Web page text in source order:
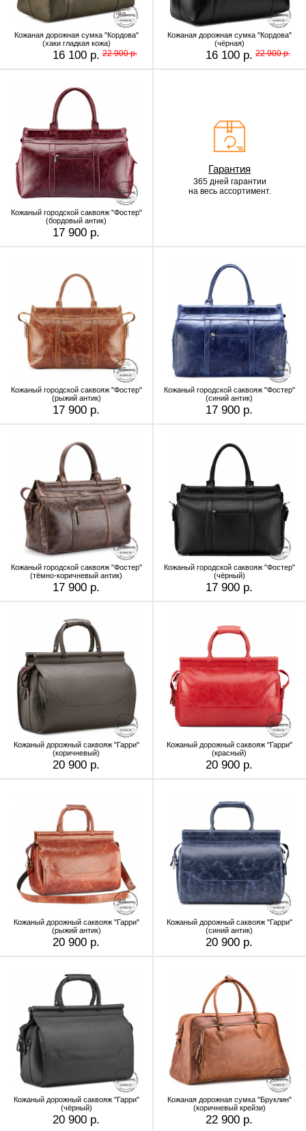
Кожаная дорожная сумка "Кордова"
(хаки гладкая кожа)
16 100 р. 22 900 р.
Кожаная дорожная сумка "Кордова"
(чёрная)
16 100 р. 22 900 р.
Кожаный городской саквояж "Фостер"
(бордовый антик)
17 900 р.
Гарантия
365 дней гарантии
на весь ассортимент.
Кожаный городской саквояж "Фостер"
(рыжий антик)
17 900 р.
Кожаный городской саквояж "Фостер"
(синий антик)
17 900 р.
Кожаный городской саквояж "Фостер"
(тёмно-коричневый антик)
17 900 р.
Кожаный городской саквояж "Фостер"
(чёрный)
17 900 р.
Кожаный дорожный саквояж "Гарри"
(коричневый)
20 900 р.
Кожаный дорожный саквояж "Гарри"
(красный)
20 900 р.
Кожаный дорожный саквояж "Гарри"
(рыжий антик)
20 900 р.
Кожаный дорожный саквояж "Гарри"
(синий антик)
20 900 р.
Кожаный дорожный саквояж "Гарри"
(чёрный)
20 900 р.
Кожаная дорожная сумка "Бруклин"
(коричневый крейзи)
22 900 р.